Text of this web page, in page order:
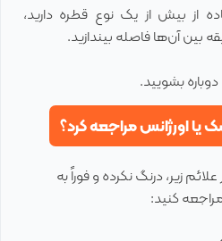
از بیش از یک نوع قطره دارید،
بشویید.
یا اورژانس مراجعه کرد؟
زیر، درنگ نکرده و فوراً به
کنید: